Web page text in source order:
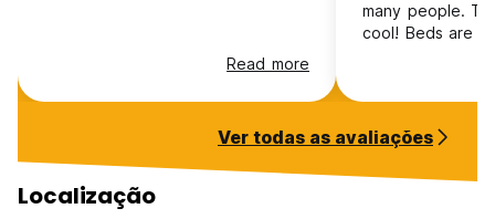
Read more
many people.
cool! Beds are
was the best
shower!
Ver todas as avaliações
Localização